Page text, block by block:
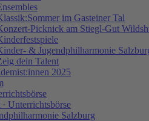
im Gasteiner Tal
Picknick am Stiegl-Gut
& Jugendphilharmonie
dein Talent
2025
Unterrichtsbörse
Salzburg